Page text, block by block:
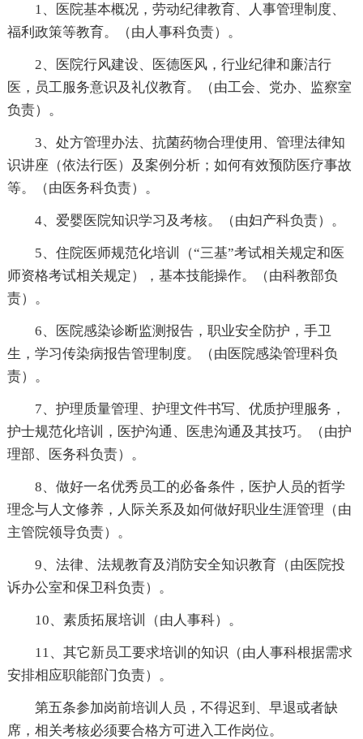
1、医院基本概况，劳动纪律教育、人事管理制度、
福利政策等教育。（由人事科负责）。
2、医院行风建设、医德医风，行业纪律和廉洁行
医，员工服务意识及礼仪教育。（由工会、党办、监察室
负责）。
3、处方管理办法、抗菌药物合理使用、管理法律知
识讲座（依法行医）及案例分析；如何有效预防医疗事故
等。（由医务科负责）。
4、爱婴医院知识学习及考核。（由妇产科负责）。
5、住院医师规范化培训（“三基”考试相关规定和医
师资格考试相关规定），基本技能操作。（由科教部负
责）。
6、医院感染诊断监测报告，职业安全防护，手卫
生，学习传染病报告管理制度。（由医院感染管理科负
责）。
7、护理质量管理、护理文件书写、优质护理服务，
护士规范化培训，医护沟通、医患沟通及其技巧。（由护
理部、医务科负责）。
8、做好一名优秀员工的必备条件，医护人员的哲学
理念与人文修养，人际关系及如何做好职业生涯管理（由
主管院领导负责）。
9、法律、法规教育及消防安全知识教育（由医院投
诉办公室和保卫科负责）。
10、素质拓展培训（由人事科）。
11、其它新员工要求培训的知识（由人事科根据需求
安排相应职能部门负责）。
第五条参加岗前培训人员，不得迟到、早退或者缺
席，相关考核必须要合格方可进入工作岗位。